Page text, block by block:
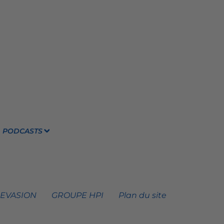
PODCASTS
GROUPE HPI Plan du site